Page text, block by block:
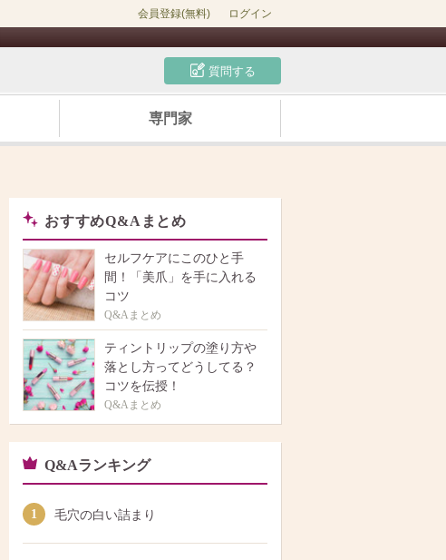
会員登録(無料) ログイン
質問する
専門家
おすすめQ&Aまとめ
セルフケアにこのひと手
間！「美爪」を手に入れる
コツ
Q&Aまとめ
ティントリップの塗り方や
落とし方ってどうしてる？
コツを伝授！
Q&Aまとめ
Q&Aランキング
1 毛穴の白い詰まり